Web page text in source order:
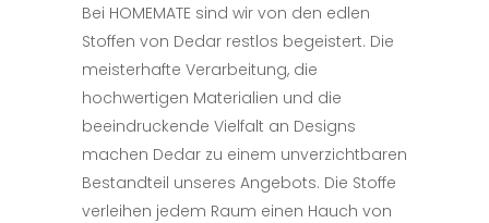
Bei HOMEMATE sind wir von den edlen
Stoffen von Dedar restlos begeistert. Die
meisterhafte Verarbeitung, die
hochwertigen Materialien und die
beeindruckende Vielfalt an Designs
machen Dedar zu einem unverzichtbaren
Bestandteil unseres Angebots. Die Stoffe
verleihen jedem Raum einen Hauch von